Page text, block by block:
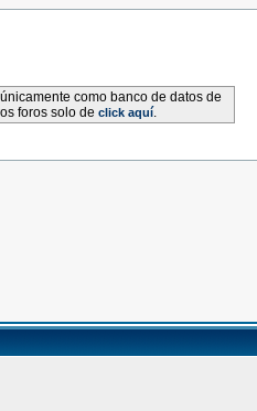
como banco de datos de
foros solo de click aquí.